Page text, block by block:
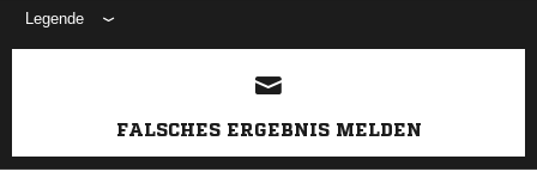
Legende
ANZEIGE
FALSCHES ERGEBNIS MELDEN